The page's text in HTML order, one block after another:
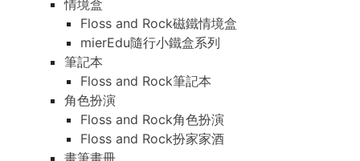
情境盒
Floss and Rock磁鐵情境盒
mierEdu隨行小鐵盒系列
筆記本
Floss and Rock筆記本
角色扮演
Floss and Rock角色扮演
Floss and Rock扮家家酒
畫筆畫冊